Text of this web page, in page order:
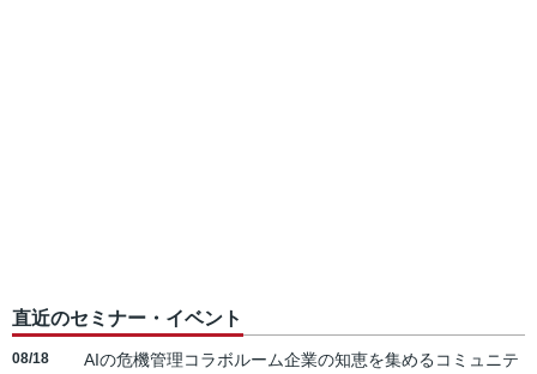
直近のセミナー・イベント
08/18
AIの危機管理コラボルーム企業の知恵を集めるコミュニテ